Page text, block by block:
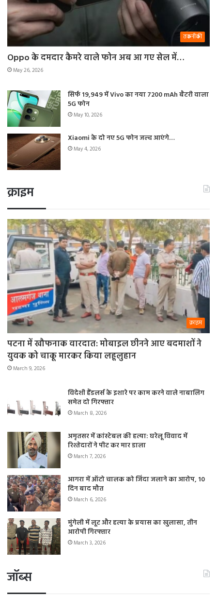
तकनीकी
Oppo के दमदार कैमरे वाले फोन अब आ गए सेल में…
May 26, 2026
सिर्फ 19,949 में Vivo का नया 7200 mAh बैटरी वाला
5G फोन
May 10, 2026
Xiaomi के दो नए 5G फोन जल्द आएंगे…
May 4, 2026
क्राइम
क्राइम
पटना में खौफनाक वारदात: मोबाइल छीनने आए बदमाशों ने
युवक को चाकू मारकर किया लहूलुहान
March 9, 2026
विदेशी हैंडलर्स के इशारे पर काम करने वाले नाबालिग
समेत दो गिरफ्तार
March 8, 2026
अमृतसर में कांस्टेबल की हत्या: घरेलू विवाद में
रिश्तेदारों ने पीट कर मार डाला
March 7, 2026
आगरा में ऑटो चालक को जिंदा जलाने का आरोप, 10
दिन बाद मौत
March 6, 2026
मुंगेली में लूट और हत्या के प्रयास का खुलासा, तीन
आरोपी गिरफ्तार
March 3, 2026
जॉब्स